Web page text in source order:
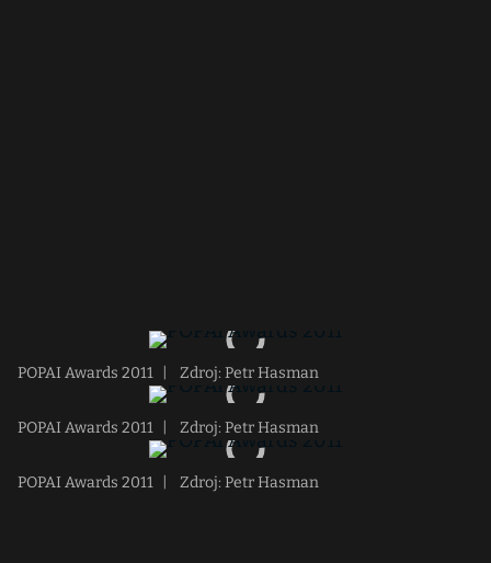
POPAI Awards 2011 Zdroj: Petr Hasman
POPAI Awards 2011 Zdroj: Petr Hasman
POPAI Awards 2011 Zdroj: Petr Hasman